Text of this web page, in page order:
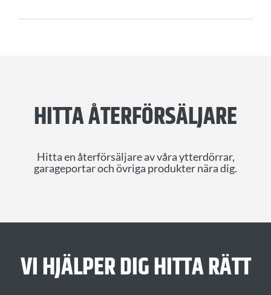
HITTA ÅTERFÖRSÄLJARE
Hitta en återförsäljare av våra ytterdörrar,
garageportar och övriga produkter nära dig.
VI HJÄLPER DIG HITTARÄTT